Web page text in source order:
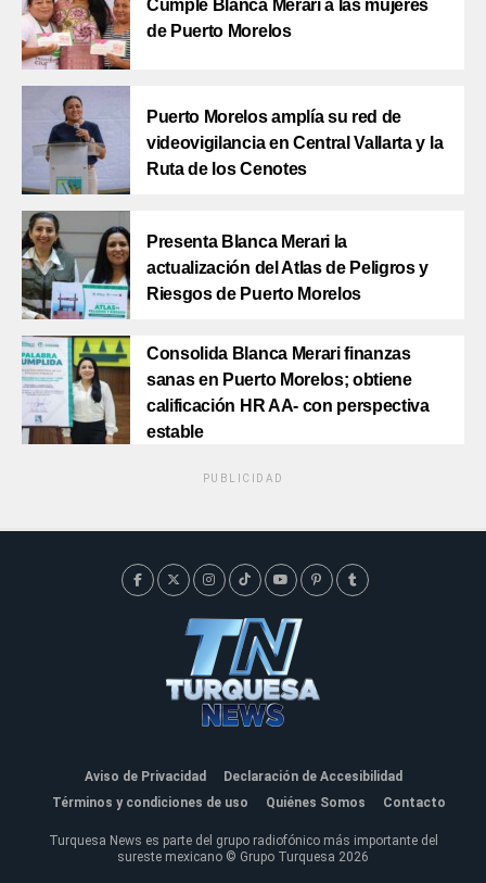
Cumple Blanca Merari a las mujeres
de Puerto Morelos
Puerto Morelos amplía su red de
videovigilancia en Central Vallarta y la
Ruta de los Cenotes
Presenta Blanca Merari la
actualización del Atlas de Peligros y
Riesgos de Puerto Morelos
Consolida Blanca Merari finanzas
sanas en Puerto Morelos; obtiene
calificación HR AA- con perspectiva
estable
PUBLICIDAD
Aviso de Privacidad
Declaración de Accesibilidad
Términos y condiciones de uso
Quiénes Somos Contacto
Turquesa News es parte del grupo radiofónico más importante del
sureste mexicano © Grupo Turquesa 2026